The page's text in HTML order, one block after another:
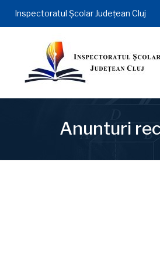
Inspectoratul Şcolar Județean Cluj
Anunturi